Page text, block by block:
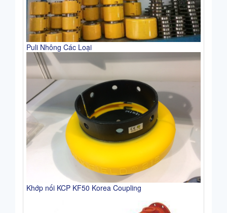
Puli Nhông Các Loại
Khớp nối KCP KF50 Korea Coupling